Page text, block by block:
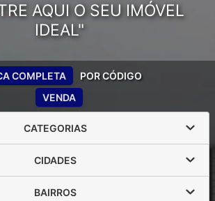
AQUI O SEU IMÓVEL
IDEAL"
VENDA
COMPLETA POR CÓDIGO
CATEGORIAS
CIDADES
BAIRROS